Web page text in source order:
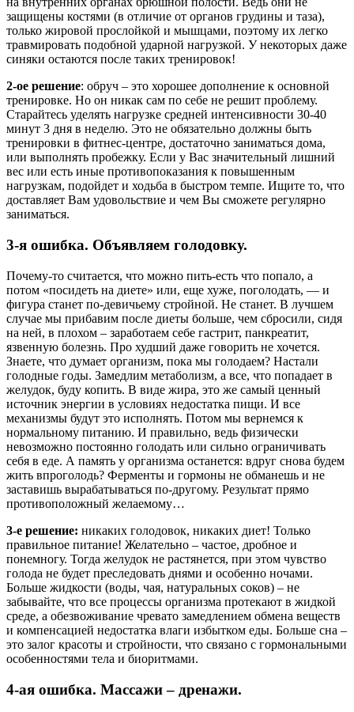
защищены костями (в отличие от органов грудины и таза),
только жировой прослойкой и мышцами, поэтому их легко
травмировать подобной ударной нагрузкой. У некоторых даже
синяки остаются после таких тренировок!
2-ое решение: обруч – это хорошее дополнение к основной
тренировке. Но он никак сам по себе не решит проблему.
Старайтесь уделять нагрузке средней интенсивности 30-40
минут 3 дня в неделю. Это не обязательно должны быть
тренировки в фитнес-центре, достаточно заниматься дома,
или выполнять пробежку. Если у Вас значительный лишний
вес или есть иные противопоказания к повышенным
нагрузкам, подойдет и ходьба в быстром темпе. Ищите то, что
доставляет Вам удовольствие и чем Вы сможете регулярно
заниматься.
3-я ошибка. Объявляем голодовку.
Почему-то считается, что можно пить-есть что попало, а
потом «посидеть на диете» или, еще хуже, поголодать, — и
фигура станет по-девичьему стройной. Не станет. В лучшем
случае мы прибавим после диеты больше, чем сбросили, сидя
на ней, в плохом – заработаем себе гастрит, панкреатит,
язвенную болезнь. Про худший даже говорить не хочется.
Знаете, что думает организм, пока мы голодаем? Настали
голодные годы. Замедлим метаболизм, а все, что попадает в
желудок, буду копить. В виде жира, это же самый ценный
источник энергии в условиях недостатка пищи. И все
механизмы будут это исполнять. Потом мы вернемся к
нормальному питанию. И правильно, ведь физически
невозможно постоянно голодать или сильно ограничивать
себя в еде. А память у организма останется: вдруг снова будем
жить впроголодь? Ферменты и гормоны не обманешь и не
заставишь вырабатываться по-другому. Результат прямо
противоположный желаемому…
3-е решение: никаких голодовок, никаких диет! Только
правильное питание! Желательно – частое, дробное и
понемногу. Тогда желудок не растянется, при этом чувство
голода не будет преследовать днями и особенно ночами.
Больше жидкости (воды, чая, натуральных соков) – не
забывайте, что все процессы организма протекают в жидкой
среде, а обезвоживание чревато замедлением обмена веществ
и компенсацией недостатка влаги избытком еды. Больше сна –
это залог красоты и стройности, что связано с гормональными
особенностями тела и биоритмами.
4-ая ошибка. Массажи – дренажи.